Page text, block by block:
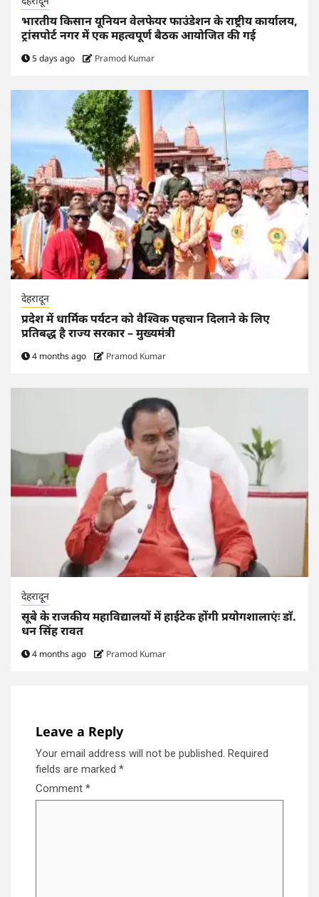
भारतीय किसान यूनियन वेलफेयर फाउंडेशन के राष्ट्रीय कार्यालय,
ट्रांसपोर्ट नगर में एक महत्वपूर्ण बैठक आयोजित की गई
5 days ago Pramod Kumar
देहरादून
प्रदेश में धार्मिक पर्यटन को वैश्विक पहचान दिलाने के लिए
प्रतिबद्ध है राज्य सरकार – मुख्यमंत्री
4 months ago Pramod Kumar
देहरादून
सूबे के राजकीय महाविद्यालयों में हाईटेक होंगी प्रयोगशालाएंः डाॅ.
धन सिंह रावत
4 months ago Pramod Kumar
Leave a Reply
Your email address will not be published. Required
fields are marked *
Comment *